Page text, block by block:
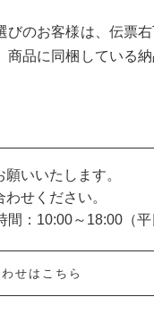
のお客様は、伝票
商品に同梱している
いいたします。
せください。
：10:00～18:00（平
せはこちら